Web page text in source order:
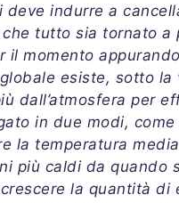
indurre a
tutto sia tornato a
momento
esiste, sotto la
dall’atmosfera per
in due modi,
la temperatura
più caldi da quando
la quantità di